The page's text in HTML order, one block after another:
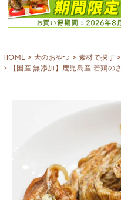
HOME 犬のおやつ 素材で探す
【国産 無添加】鹿児島産 若鶏の